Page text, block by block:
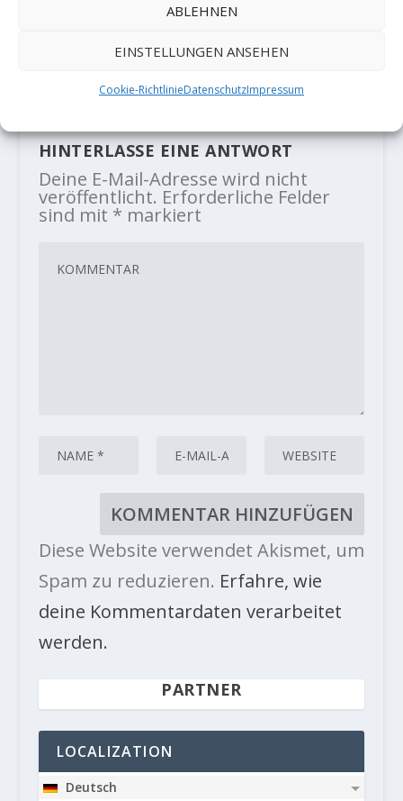
ABLEHNEN
EINSTELLUNGEN ANSEHEN
Cookie-RichtlinieDatenschutzImpressum
Taylor McNeill wiederholt
HINTERLASSE EINE ANTWORT
Deine E-Mail-Adresse wird nicht
veröffentlicht. Erforderliche Felder
sind mit * markiert
Diese Website verwendet Akismet, um
Spam zu reduzieren. Erfahre, wie
deine Kommentardaten verarbeitet
werden.
PARTNER
LOCALIZATION
Deutsch